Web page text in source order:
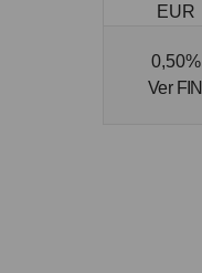
EUR
0,50%
Ver FIN